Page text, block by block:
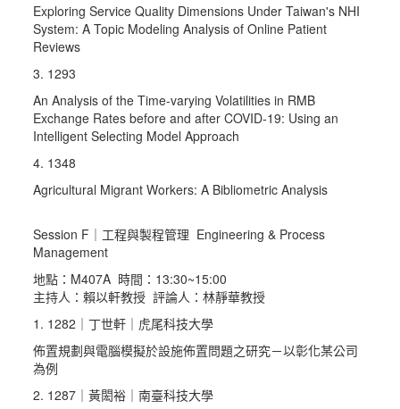
Exploring Service Quality Dimensions Under Taiwan's NHI
System: A Topic Modeling Analysis of Online Patient
Reviews
3. 1293
An Analysis of the Time-varying Volatilities in RMB
Exchange Rates before and after COVID-19: Using an
Intelligent Selecting Model Approach
4. 1348
Agricultural Migrant Workers: A Bibliometric Analysis
Session F｜工程與製程管理 Engineering & Process
Management
地點：M407A 時間：13:30~15:00
主持人：賴以軒教授 評論人：林靜華教授
1. 1282｜丁世軒｜虎尾科技大學
佈置規劃與電腦模擬於設施佈置問題之研究－以彰化某公司
為例
2. 1287｜黃閎裕｜南臺科技大學